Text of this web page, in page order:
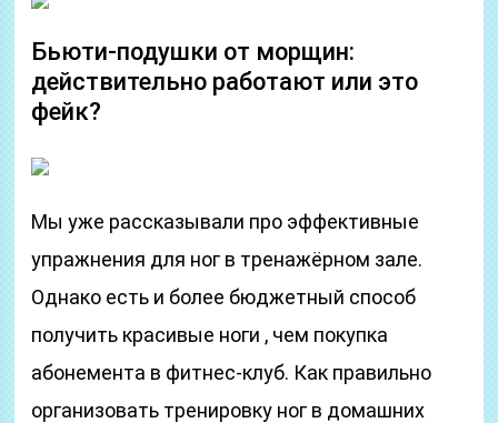
Бьюти-подушки от морщин:
действительно работают или это
фейк?
Мы уже рассказывали про эффективные
упражнения для ног в тренажёрном зале.
Однако есть и более бюджетный способ
получить красивые ноги , чем покупка
абонемента в фитнес-клуб. Как правильно
организовать тренировку ног в домашних